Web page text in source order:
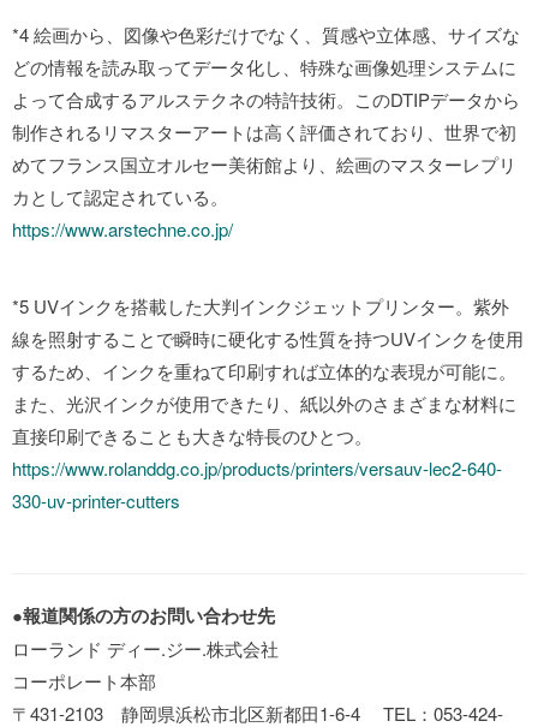
*4 絵画から、図像や色彩だけでなく、質感や立体感、サイズな
どの情報を読み取ってデータ化し、特殊な画像処理システムに
よって合成するアルステクネの特許技術。このDTIPデータから
制作されるリマスターアートは高く評価されており、世界で初
めてフランス国立オルセー美術館より、絵画のマスターレプリ
カとして認定されている。
https://www.arstechne.co.jp/
*5 UVインクを搭載した大判インクジェットプリンター。紫外
線を照射することで瞬時に硬化する性質を持つUVインクを使用
するため、インクを重ねて印刷すれば立体的な表現が可能に。
また、光沢インクが使用できたり、紙以外のさまざまな材料に
直接印刷できることも大きな特長のひとつ。
https://www.rolanddg.co.jp/products/printers/versauv-lec2-640-
330-uv-printer-cutters
●報道関係の方のお問い合わせ先
ローランド ディー.ジー.株式会社
コーポレート本部
〒431-2103 静岡県浜松市北区新都田1-6-4 TEL：053-424-